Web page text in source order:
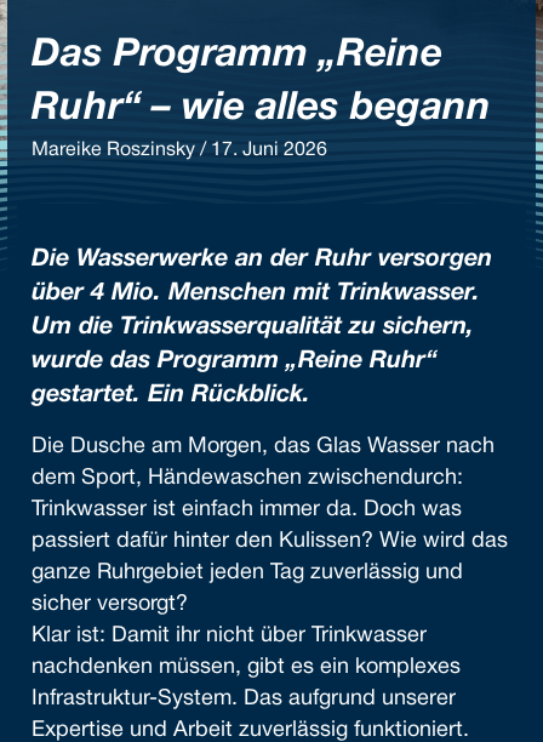
Das Programm „Reine
Ruhr“ – wie alles begann
Mareike Roszinsky / 17. Juni 2026
Die Wasserwerke an der Ruhr versorgen
über 4 Mio. Menschen mit Trinkwasser.
Um die Trinkwasserqualität zu sichern,
wurde das Programm „Reine Ruhr“
gestartet. Ein Rückblick.
Die Dusche am Morgen, das Glas Wasser nach
dem Sport, Händewaschen zwischendurch:
Trinkwasser ist einfach immer da. Doch was
passiert dafür hinter den Kulissen? Wie wird das
ganze Ruhrgebiet jeden Tag zuverlässig und
sicher versorgt?
Klar ist: Damit ihr nicht über Trinkwasser
nachdenken müssen, gibt es ein komplexes
Infrastruktur-System. Das aufgrund unserer
Expertise und Arbeit zuverlässig funktioniert.